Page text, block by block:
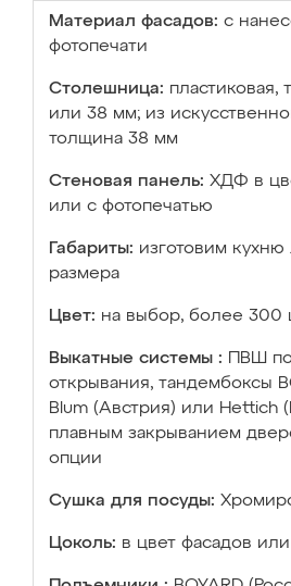
Материал фасадов: с
фотопечати
Столешница: пластиковая,
или 38 мм; из
толщина 38 мм
Стеновая панель: ХДФ в
или с фотопечатью
Габариты: изготовим
размера
Цвет: на выбор, более 300
Выкатные системы :
ПВШ
открывания, тандембоксы
Blum (Австрия) или Hettich
плавным закрыванием
опции
Сушка для посуды:
Цоколь: в цвет фасадов